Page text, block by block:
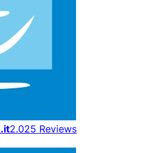
2.025 Reviews